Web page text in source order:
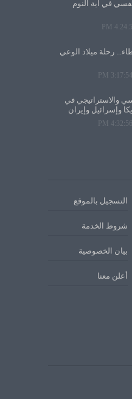
في آية النوم
رحلة ميلاد الوعي
والاستراتيجي في
وإسرائيل وإيران
التسجيل بالموقع
شروط الخدمة
بيان الخصوصية
أعلن معنا